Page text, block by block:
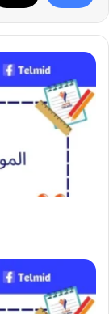
الموسيقى
الشعبية
المغربية
النص
القرائي
نحن